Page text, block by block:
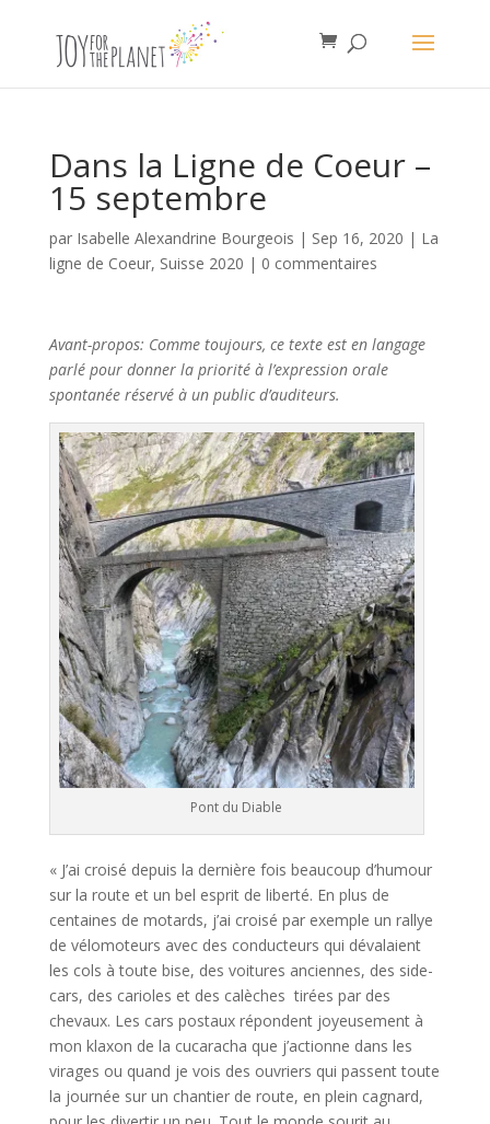
Dans la Ligne de Coeur –
15 septembre
par Isabelle Alexandrine Bourgeois | Sep 16, 2020 | La
ligne de Coeur, Suisse 2020 | 0 commentaires
Avant-propos: Comme toujours, ce texte est en langage
parlé pour donner la priorité à l’expression orale
spontanée réservé à un public d’auditeurs.
Pont du Diable
« J’ai croisé depuis la dernière fois beaucoup d’humour
sur la route et un bel esprit de liberté. En plus de
centaines de motards, j’ai croisé par exemple un rallye
de vélomoteurs avec des conducteurs qui dévalaient
les cols à toute bise, des voitures anciennes, des side-
cars, des carioles et des calèches tirées par des
chevaux. Les cars postaux répondent joyeusement à
mon klaxon de la cucaracha que j’actionne dans les
virages ou quand je vois des ouvriers qui passent toute
la journée sur un chantier de route, en plein cagnard,